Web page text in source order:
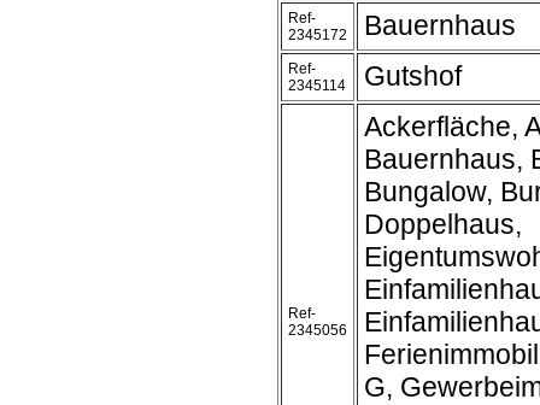
Ref-
2345172
Bauernhaus
Ref-
2345114
Gutshof
Ref-
2345056
Ackerfläche,
Bauernhaus,
Bungalow,
Doppelhaus,
G,